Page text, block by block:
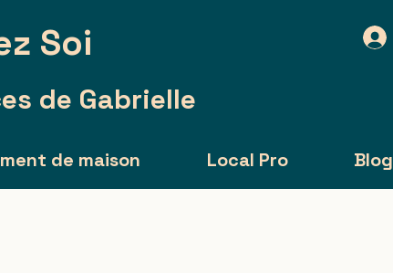
Soi
de Gabrielle
de maison Local Pro Blog